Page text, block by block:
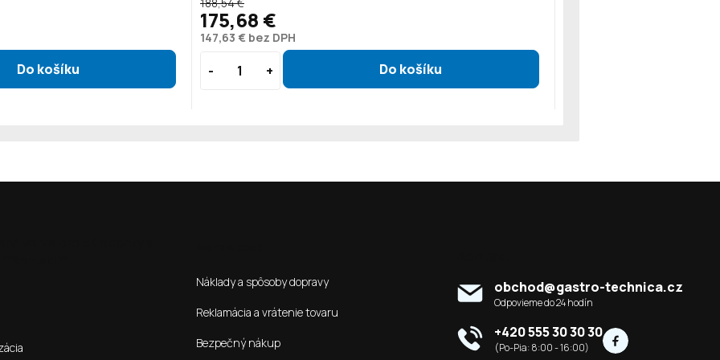
147,63 € bez DPH
175,68 €
Náklady a spôsoby dopravy
Reklamácia a vrátenie tovaru
Bezpečný nákup
obchod@gastro-technica.cz
+420 555 30 30 30